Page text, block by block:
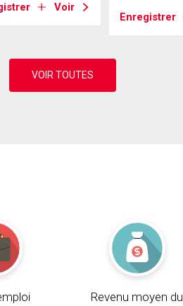
Voir
Enregistrer
Revenu moyen du